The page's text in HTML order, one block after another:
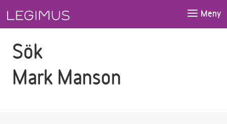
Meny
Sök
Mark Manson